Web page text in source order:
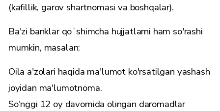
(kafillik, garov shartnomasi va boshqalar).
Ba'zi banklar qoʻshimcha hujjatlarni ham so'rashi
mumkin, masalan:
Oila a'zolari haqida ma'lumot ko'rsatilgan yashash
joyidan ma'lumotnoma.
So'nggi 12 oy davomida olingan daromadlar